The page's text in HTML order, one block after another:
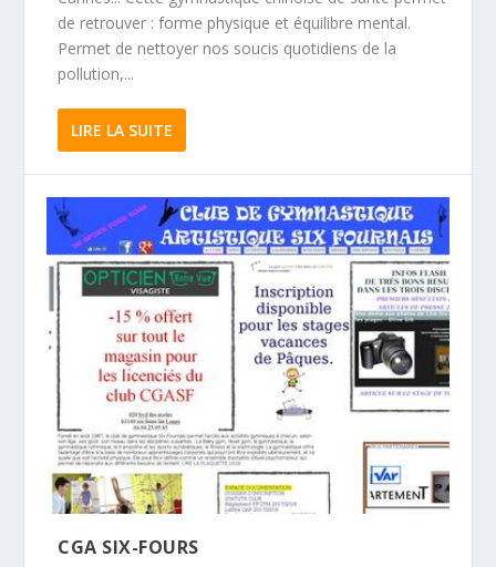
de retrouver : forme physique et équilibre mental.
Permet de nettoyer nos soucis quotidiens de la
pollution,...
LIRE LA SUITE
CGA SIX-FOURS